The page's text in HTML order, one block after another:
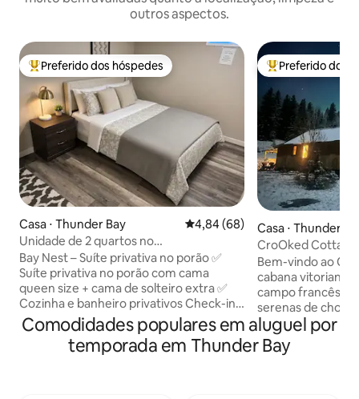
outros aspectos.
Entre os melhores preferidos dos hóspedes
Preferido dos hóspedes
Casa ⋅ Thunder Bay 4,84 de uma avaliação média
4,84 (68)
Unidade de 2 quartos no
subsolo|Aeroporto|Rodovia|Faculdade|Restaurante
Bay Nest – Suíte privativa no porão ✅
Suíte privativa no porão com cama
queen size + cama de solteiro extra ✅
Cozinha e banheiro privativos Check-in
com teclado✅ numérico ✅
Estacionamento gratuito (veículos
extras devem ser notificados) ✅ Quarto
Entre os
Preferido dos
Casa ⋅ Thunder
CroOked
Bem-vindo ao
cabana vitoriana
campo francês
serenas de
Kaministiquia! Acorde com o som do
canto dos
da manhã na
Comodidades populares em aluguel por
temporada em Thunder Bay